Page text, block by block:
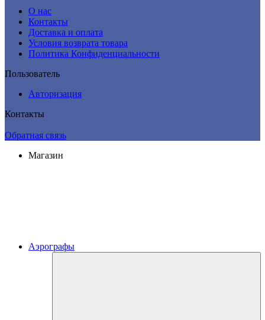
О нас
Контакты
Доставка и оплата
Условия возврата товара
Политика Конфиденциальности
Пользователь
Авторизация
Контакты
Обратная связь
Магазин
Аэрографы